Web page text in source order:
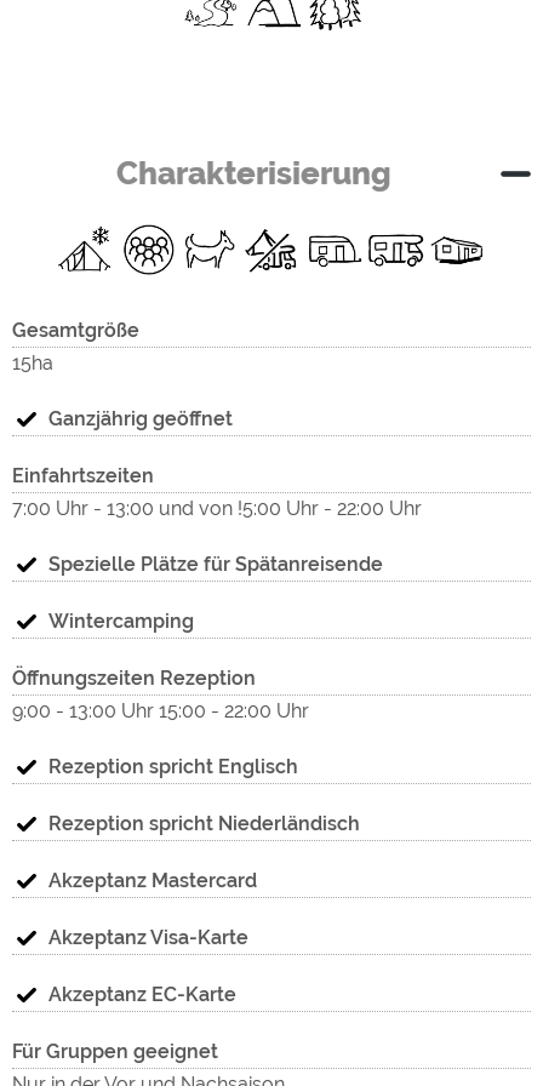
(Mittel-)Gebirge
Wald/Wiesen
Unser großzügig angelegter Campingpark liegt am Rande
Hunsrückhöhen.
Nächste Autobahnausfahrt
A 61 Ausfahrt Laudert Nr 44
Nächster Ort
Emmelshausen
die beide leicht mit dem Auto zu erreichen sind . Wer Ruhe
besuchen will ist bei uns bestens aufgehoben . ( Kein Lärm
Wanderwege ( Traumschleifen ) und Radwege erwarten
Sie . Für viele Sehenswürdigkeiten finden Sie
Informationen an unserer Rezeption. Wir beraten Sie
gerne
Charakterisierung
Gesamtgröße
15ha
Ganzjährig geöffnet
Einfahrtszeiten
7:00 Uhr - 13:00 und von !5:00 Uhr - 22:00 Uhr
Spezielle Plätze für Spätanreisende
Wintercamping
Öffnungszeiten Rezeption
9:00 - 13:00 Uhr 15:00 - 22:00 Uhr
Rezeption spricht Englisch
Rezeption spricht Niederländisch
Akzeptanz Mastercard
Akzeptanz Visa-Karte
Akzeptanz EC-Karte
Für Gruppen geeignet